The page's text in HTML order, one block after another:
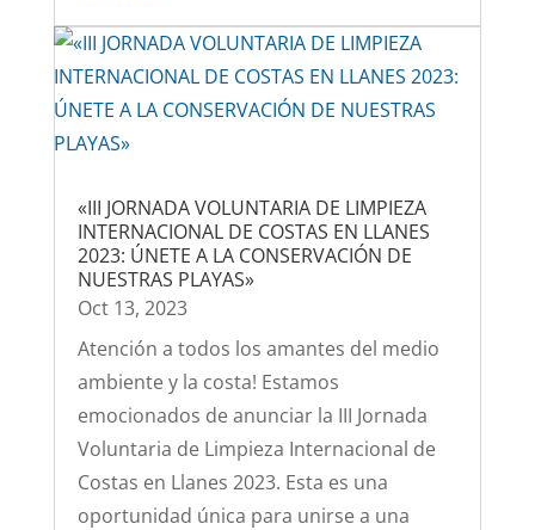
«III JORNADA VOLUNTARIA DE LIMPIEZA
INTERNACIONAL DE COSTAS EN LLANES
2023: ÚNETE A LA CONSERVACIÓN DE
NUESTRAS PLAYAS»
Oct 13, 2023
Atención a todos los amantes del medio
ambiente y la costa! Estamos
emocionados de anunciar la III Jornada
Voluntaria de Limpieza Internacional de
Costas en Llanes 2023. Esta es una
oportunidad única para unirse a una